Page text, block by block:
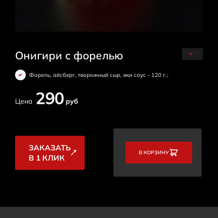
Онигири с форелью
Форель, айсберг, творожный сыр, яки соус - 120 г.;
Цена 290 руб
ЗАКАЗАТЬ
В 1 КЛИК
В КОРЗИНУ